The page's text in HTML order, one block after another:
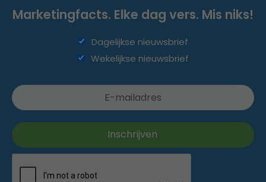
Marketingfacts. Elke dag vers. Mis niks!
Dagelijkse nieuwsbrief
Wekelijkse nieuwsbrief